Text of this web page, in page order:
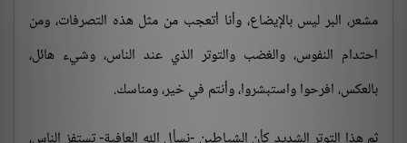
مشعر، البر ليس بالإيضاع، وأنا أتعجب من مثل هذه التصرفات، ومن
احتدام النفوس، والغضب والتوتر الذي عند الناس، وشيء هائل،
بالعكس، افرحوا واستبشروا، وأنتم في خير، ومناسك.